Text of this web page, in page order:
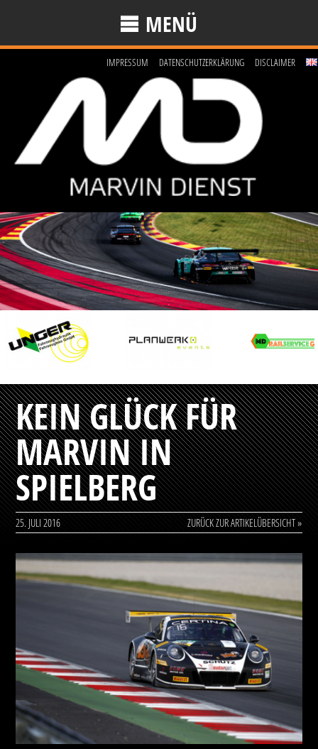
MENÜ
IMPRESSUM DATENSCHUTZERKLÄRUNG DISCLAIMER
KEIN GLÜCK FÜR
MARVIN IN
SPIELBERG
25. JULI 2016 ZURÜCK ZUR ARTIKELÜBERSICHT »